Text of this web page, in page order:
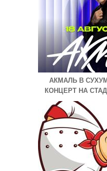
АКМАЛЬ В
КОНЦЕРТ НА